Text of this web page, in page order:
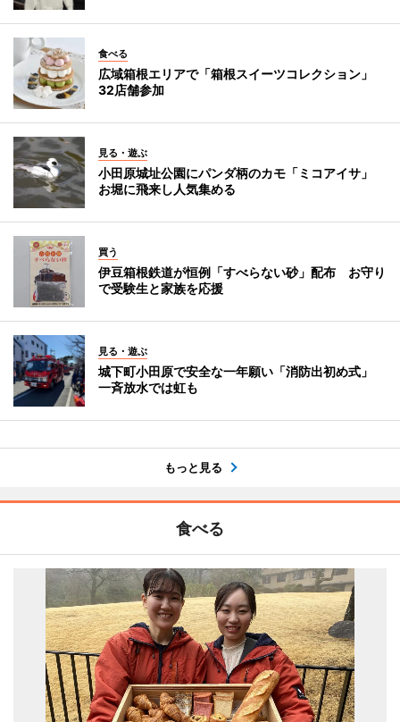
食べる
広域箱根エリアで「箱根スイーツコレクション」
32店舗参加
見る・遊ぶ
小田原城址公園にパンダ柄のカモ「ミコアイサ」
お堀に飛来し人気集める
買う
伊豆箱根鉄道が恒例「すべらない砂」配布 お守り
で受験生と家族を応援
見る・遊ぶ
城下町小田原で安全な一年願い「消防出初め式」
一斉放水では虹も
もっと見る
食べる